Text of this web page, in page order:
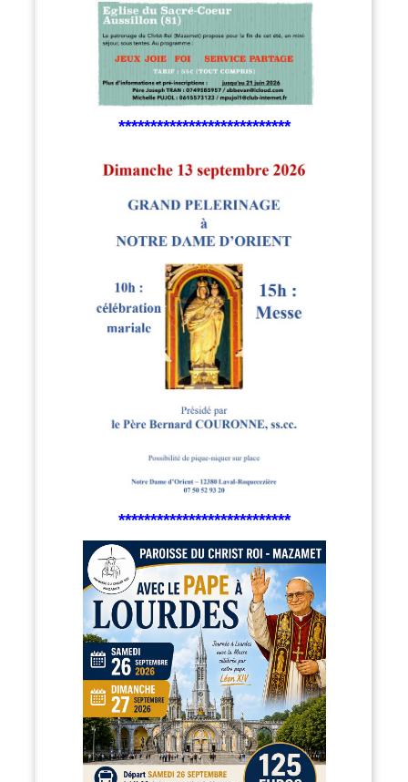
***************************
***************************